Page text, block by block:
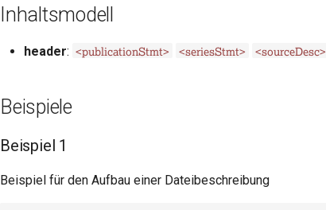
Inhaltsmodell
header: <publicationStmt> <seriesStmt> <sourceDesc>
Beispiele
Beispiel 1
Beispiel für den Aufbau einer Dateibeschreibung